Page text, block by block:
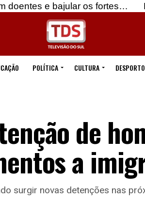
bajular os fortes… Beja:
POLÍTICA CULTURA
de
a
surgir novas detenções nas